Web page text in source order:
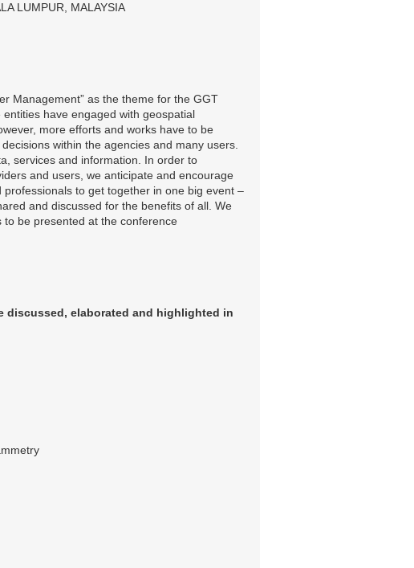
LUMPUR, MALAYSIA
Management” as the theme for the GGT
have engaged with geospatial
more efforts and works have to be
within the agencies and many users.
services and information. In order to
and users, we anticipate and encourage
to get together in one big event –
and discussed for the benefits of all. We
be presented at the conference
elaborated and highlighted in